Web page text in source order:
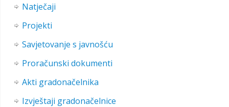
Natječaji
Projekti
Savjetovanje s javnošću
Proračunski dokumenti
Akti gradonačelnika
Izvještaji gradonačelnice